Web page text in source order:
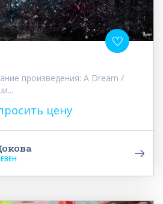
произведения: A Dream /
цену